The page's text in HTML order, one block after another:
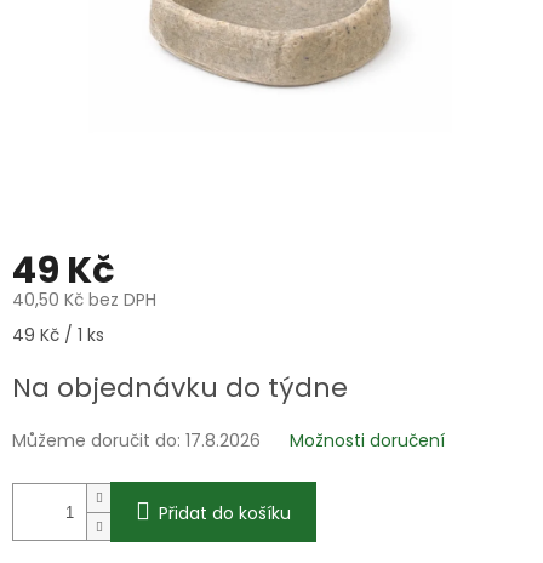
49 Kč
40,50 Kč bez DPH
Měrná
49 Kč / 1 ks
Na objednávku do týdne
Můžeme doručit do: 17.8.2026 Možnosti doručení
Přidat do košíku